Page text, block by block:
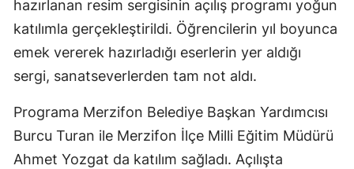
hazırlanan resim sergisinin açılış programı yoğun
katılımla gerçekleştirildi. Öğrencilerin yıl boyunca
emek vererek hazırladığı eserlerin yer aldığı
sergi, sanatseverlerden tam not aldı.
Programa Merzifon Belediye Başkan Yardımcısı
Burcu Turan ile Merzifon İlçe Milli Eğitim Müdürü
Ahmet Yozgat da katılım sağladı. Açılışta